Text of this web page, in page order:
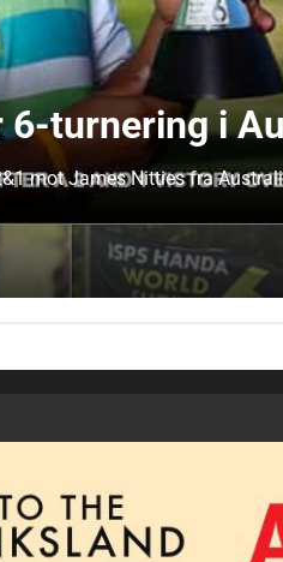
6-turnering i
mot James Nitties fra